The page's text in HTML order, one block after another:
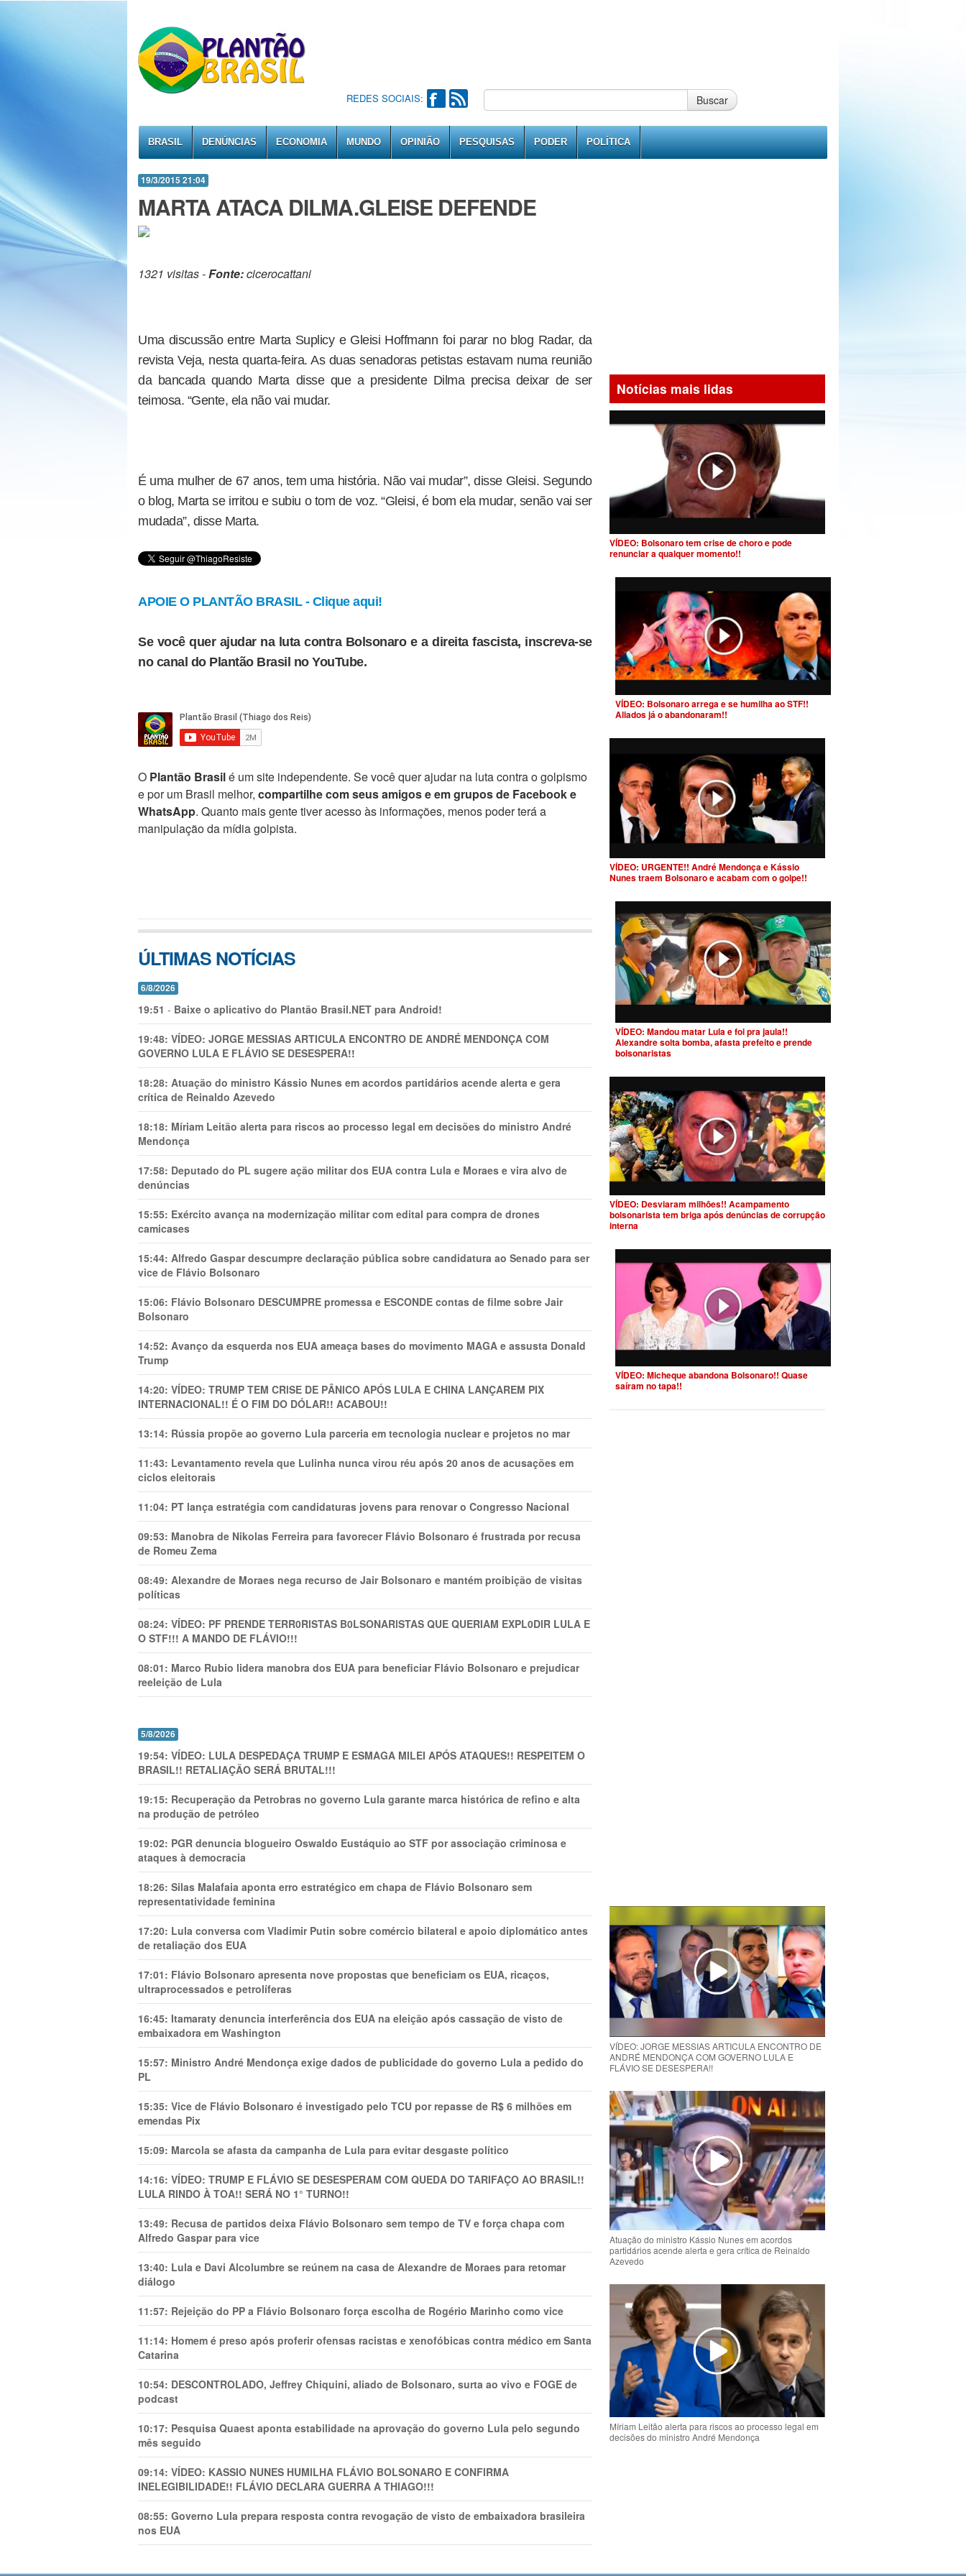
REDES SOCIAIS: Buscar
BRASIL DENÚNCIAS ECONOMIA MUNDO OPINIÃO PESQUISAS PODER POLÍTICA
19/3/2015 21:04
MARTA ATACA DILMA.GLEISE DEFENDE
1321 visitas -Fonte:cicerocattani
Uma discussão entre Marta Suplicy e Gleisi Hoffmann foi parar no blog Radar, da
revista Veja, nesta quarta-feira. As duas senadoras petistas estavam numa reunião
da bancada quando Marta disse que a presidente Dilma precisa deixar de ser
teimosa. “Gente, ela não vai mudar.
É uma mulher de 67 anos, tem uma história. Não vai mudar”, disse Gleisi. Segundo
o blog, Marta se irritou e subiu o tom de voz. “Gleisi, é bom ela mudar, senão vai ser
mudada”, disse Marta.
APOIE O PLANTÃO BRASIL - Clique aqui!
Se você quer ajudar na luta contra Bolsonaro e a direita fascista, inscreva-se
no canal do Plantão Brasil no YouTube.
O Plantão Brasilé um site independente. Se você quer ajudar na luta contra o golpismo
e por um Brasil melhor, compartilhe com seus amigos e em grupos de Facebook e
WhatsApp. Quanto mais gente tiver acesso às informações, menos poder terá a
manipulação da mídia golpista.
ÚLTIMAS NOTÍCIAS
6/8/2026
19:51 - Baixe o aplicativo do Plantão Brasil.NET para Android!
19:48: VÍDEO: JORGE MESSIAS ARTICULA ENCONTRO DE ANDRÉ MENDONÇA COM
GOVERNO LULA E FLÁVIO SE DESESPERA!!
18:28: Atuação do ministro Kássio Nunes em acordos partidários acende alerta e gera
crítica de Reinaldo Azevedo
18:18: Míriam Leitão alerta para riscos ao processo legal em decisões do ministro André
Mendonça
17:58: Deputado do PL sugere ação militar dos EUA contra Lula e Moraes e vira alvo de
denúncias
15:55: Exército avança na modernização militar com edital para compra de drones
camicases
15:44: Alfredo Gaspar descumpre declaração pública sobre candidatura ao Senado para ser
vice de Flávio Bolsonaro
15:06: Flávio Bolsonaro DESCUMPRE promessa e ESCONDE contas de filme sobre Jair
Bolsonaro
14:52: Avanço da esquerda nos EUA ameaça bases do movimento MAGA e assusta Donald
Trump
14:20: VÍDEO: TRUMP TEM CRlSE DE PÂNlCO APÓS LULA E CHINA LANÇAREM PIX
INTERNACIONAL!! É O FIM DO DÓLAR!! ACABOU!!
13:14: Rússia propõe ao governo Lula parceria em tecnologia nuclear e projetos no mar
11:43: Levantamento revela que Lulinha nunca virou réu após 20 anos de acusações em
ciclos eleitorais
11:04: PT lança estratégia com candidaturas jovens para renovar o Congresso Nacional
09:53: Manobra de Nikolas Ferreira para favorecer Flávio Bolsonaro é frustrada por recusa
de Romeu Zema
08:49: Alexandre de Moraes nega recurso de Jair Bolsonaro e mantém proibição de visitas
políticas
08:24: VÍDEO: PF PRENDE TERR0RlSTAS B0LSONARlSTAS QUE QUERIAM EXPL0DlR LULA E
O STF!!! A MANDO DE FLÁVIO!!!
08:01: Marco Rubio lidera manobra dos EUA para beneficiar Flávio Bolsonaro e prejudicar
reeleição de Lula
5/8/2026
19:54: VÍDEO: LULA DESPEDAÇA TRUMP E ESMAGA MILEI APÓS ATAQUES!! RESPEITEM O
BRASIL!! RETALIAÇÃO SERÁ BRUTAL!!!
19:15: Recuperação da Petrobras no governo Lula garante marca histórica de refino e alta
na produção de petróleo
19:02: PGR denuncia blogueiro Oswaldo Eustáquio ao STF por associação criminosa e
ataques à democracia
18:26: Silas Malafaia aponta erro estratégico em chapa de Flávio Bolsonaro sem
representatividade feminina
17:20: Lula conversa com Vladimir Putin sobre comércio bilateral e apoio diplomático antes
de retaliação dos EUA
17:01: Flávio Bolsonaro apresenta nove propostas que beneficiam os EUA, ricaços,
ultraprocessados e petrolíferas
16:45: Itamaraty denuncia interferência dos EUA na eleição após cassação de visto de
embaixadora em Washington
15:57: Ministro André Mendonça exige dados de publicidade do governo Lula a pedido do
PL
15:35: Vice de Flávio Bolsonaro é investigado pelo TCU por repasse de R$ 6 milhões em
emendas Pix
15:09: Marcola se afasta da campanha de Lula para evitar desgaste político
14:16: VÍDEO: TRUMP E FLÁVIO SE DESESPERAM COM QUEDA DO TARIFAÇO AO BRASIL!!
LULA RINDO À TOA!! SERÁ NO 1° TURNO!!
13:49: Recusa de partidos deixa Flávio Bolsonaro sem tempo de TV e força chapa com
Alfredo Gaspar para vice
13:40: Lula e Davi Alcolumbre se reúnem na casa de Alexandre de Moraes para retomar
diálogo
11:57: Rejeição do PP a Flávio Bolsonaro força escolha de Rogério Marinho como vice
11:14: Homem é preso após proferir ofensas racistas e xenofóbicas contra médico em Santa
Catarina
10:54: DESCONTROLADO, Jeffrey Chiquini, aliado de Bolsonaro, surta ao vivo e FOGE de
podcast
10:17: Pesquisa Quaest aponta estabilidade na aprovação do governo Lula pelo segundo
mês seguido
09:14: VÍDEO: KASSIO NUNES HUMlLHA FLÁVIO BOLSONARO E CONFIRMA
INELEGIBILIDADE!! FLÁVIO DECLARA GUERRA A THIAGO!!!
08:55: Governo Lula prepara resposta contra revogação de visto de embaixadora brasileira
nos EUA
Notícias mais lidas
VÍDEO: Bolsonaro tem crise de choro e pode
renunciar a qualquer momento!!
VÍDEO: Bolsonaro arrega e se humilha ao STF!!
Aliados já o abandonaram!!
VÍDEO: URGENTE!! André Mendonça e Kássio
Nunes traem Bolsonaro e acabam com o golpe!!
VÍDEO: Mandou matar Lula e foi pra jaula!!
Alexandre solta bomba, afasta prefeito e prende
bolsonaristas
VÍDEO: Desviaram milhões!! Acampamento
bolsonarista tem briga após denúncias de corrupção
interna
VÍDEO: Micheque abandona Bolsonaro!! Quase
saíram no tapa!!
VÍDEO: JORGE MESSIAS ARTICULA ENCONTRO DE
ANDRÉ MENDONÇA COM GOVERNO LULA E
FLÁVIO SE DESESPERA!!
Atuação do ministro Kássio Nunes em acordos
partidários acende alerta e gera crítica de Reinaldo
Azevedo
Míriam Leitão alerta para riscos ao processo legal em
decisões do ministro André Mendonça